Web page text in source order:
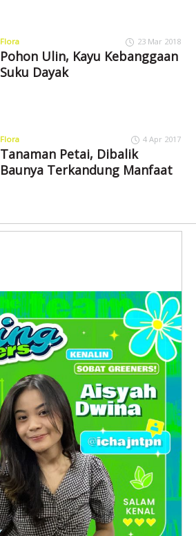
Flora 23 Mar 2018
Pohon Ulin, Kayu Kebanggaan
Suku Dayak
Flora 4 Apr 2017
Tanaman Petai, Dibalik
Baunya Terkandung Manfaat